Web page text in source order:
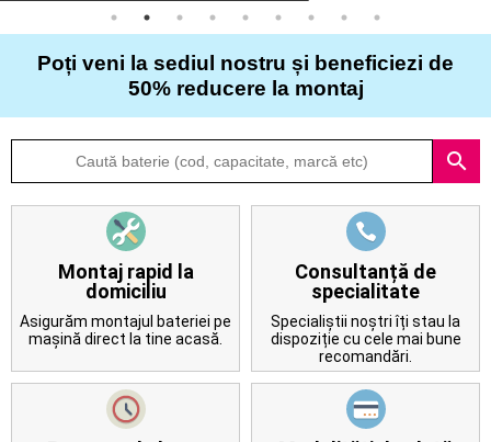
Despre
Întrebări
frecvente
50% reducere la montaj
Montaj rapid la
domiciliu
Asigurăm montajul bateriei pe
Consultanță de
specialitate
Specialiștii noștri îți stau la
recomandări.
Program de lucru
prelungit
Avem program până seara și
Modalități de plată
flexibile
Acceptăm plata cu cardul la